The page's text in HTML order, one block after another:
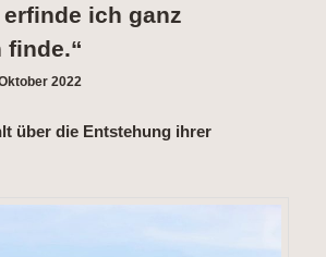
ich ganz
finde.“
2022
über die Entstehung ihrer